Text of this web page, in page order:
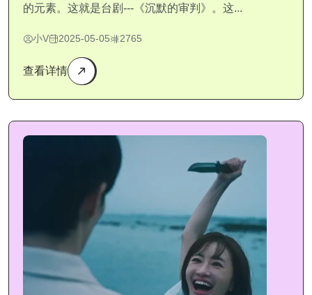
的元素。这就是台剧---《沉默的审判》。这...
小V 2025-05-05 2765
查看详情